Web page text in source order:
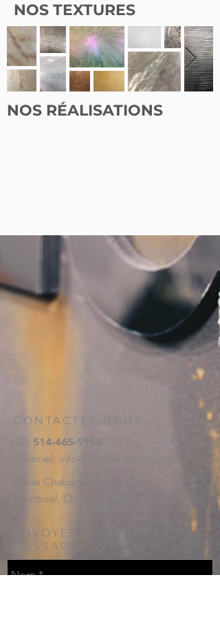
NOS TEXTURES
NOS RÉALISATIONS
CONTACTEZ-NOUS
Tél: 514-465-9154
Courriel: info@veniluxquebec.ca
5 Rue Chabanel O.
Montréal, Québec, H2N 1C2
ENVOYEZ-NOUS UN
MESSAGE